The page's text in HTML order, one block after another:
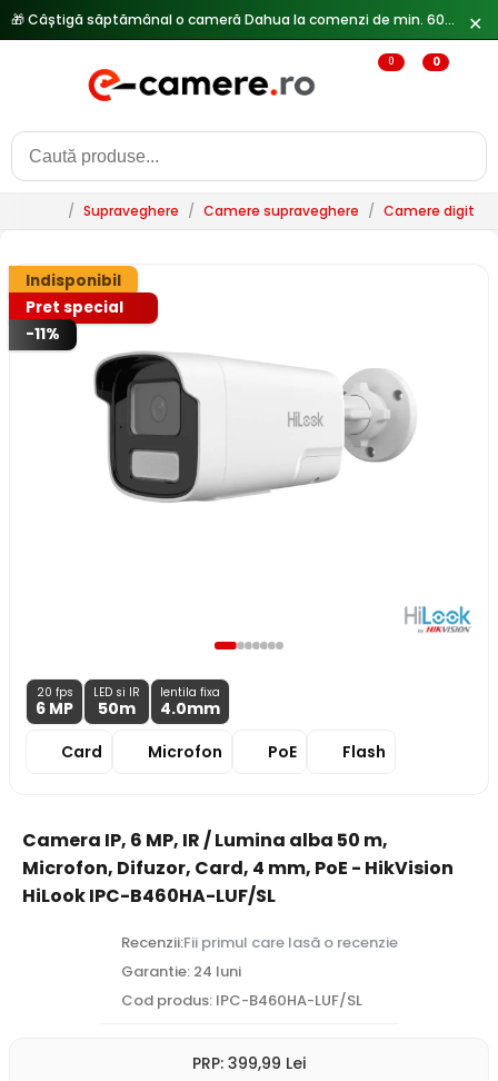
✕
0 0
/ Supraveghere / Camere supraveghere / Camere digitale
Indisponibil
Pret special
-11%
20 fps
6 MP
LED si IR
50m
lentila fixa
4.0mm
Card
Microfon PoE Flash
Camera IP, 6 MP, IR / Lumina alba 50 m,
Microfon, Difuzor, Card, 4 mm, PoE - HikVision
HiLook IPC-B460HA-LUF/SL
Recenzii:Fii primul care lasă o recenzie
Garantie: 24 luni
Cod produs: IPC-B460HA-LUF/SL
PRP: 399,99 Lei